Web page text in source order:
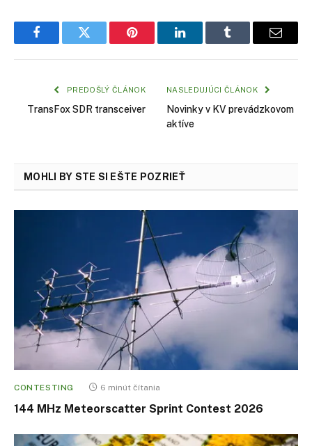
FacebookTwitter Pinterest LinkedInTumblr Email
PREDOŠLÝ ČLÁNOK
TransFox SDR transceiver
NASLEDUJÚCI ČLÁNOK
Novinky v KV prevádzkovom
aktíve
MOHLI BY STE SI EŠTE POZRIEŤ
CONTESTING 6 minút čítania
144 MHz Meteorscatter Sprint Contest 2026